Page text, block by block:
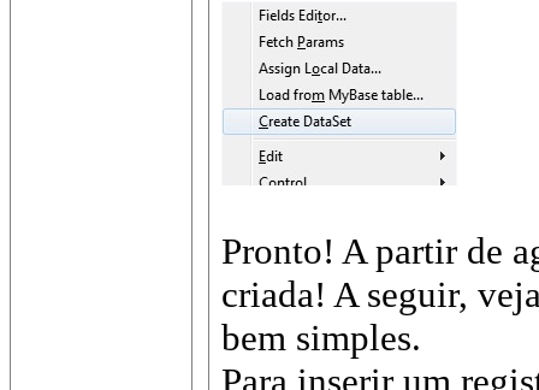
Pronto! A partir de
criada! A seguir,
bem simples.
Para inserir um